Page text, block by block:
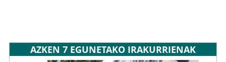
AZKEN 7 EGUNETAKO IRAKURRIENAK